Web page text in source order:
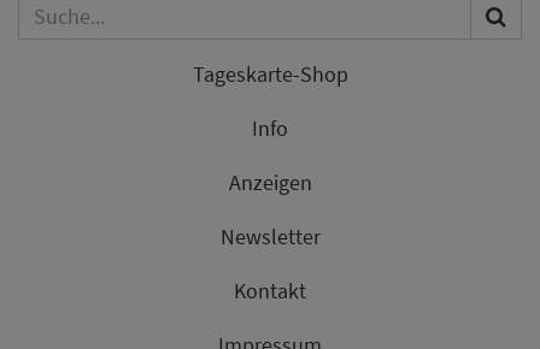
Tageskarte-Shop
Info
Anzeigen
Newsletter
Kontakt